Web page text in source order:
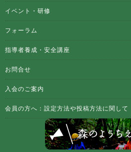
イベント・研修
フォーラム
指導者養成・安全講座
お問合せ
入会のご案内
会員の方へ：設定方法や投稿方法に関して